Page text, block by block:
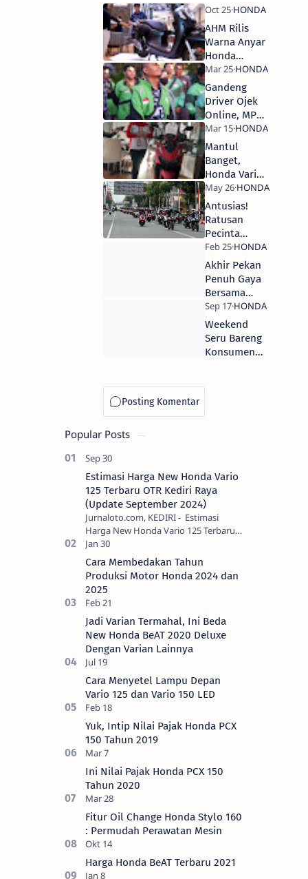
AHM Rilis
Warna Anyar
Honda
Scoopy,
Harga Mulai
21 Jutaan
OTR Pulau
Jakarta
Gandeng
Driver Ojek
Online, MPM
Honda Jatim
Gelar
Ramadhan
Care
Mantul
Banget,
Honda Vario
160
Potongan
Angsuran
Hingga 3 Kali
Antusias!
Ratusan
Pecinta
Honda PCX
Jelajah Kota
Blitar
Akhir Pekan
Penuh Gaya
Bersama
New Honda
Stylo160 dan
Komunitas
Honda
Weekend
Seru Bareng
Konsumen
Popular Posts
Estimasi Harga New Honda Vario
125 Terbaru OTR Kediri Raya
(Update September 2024)
Jurnaloto.com, KEDIRI - Estimasi
Harga New Honda Vario 125 Terbaru
OTR Kediri Raya (Update September
2024) Brosis sekalian, PT Astra Honda
Motor (AH…
Cara Membedakan Tahun
Produksi Motor Honda 2024 dan
2025
Jadi Varian Termahal, Ini Beda
New Honda BeAT 2020 Deluxe
Dengan Varian Lainnya
Cara Menyetel Lampu Depan
Vario 125 dan Vario 150 LED
Yuk, Intip Nilai Pajak Honda PCX
150 Tahun 2019
Ini Nilai Pajak Honda PCX 150
Tahun 2020
Fitur Oil Change Honda Stylo 160
: Permudah Perawatan Mesin
Harga Honda BeAT Terbaru 2021